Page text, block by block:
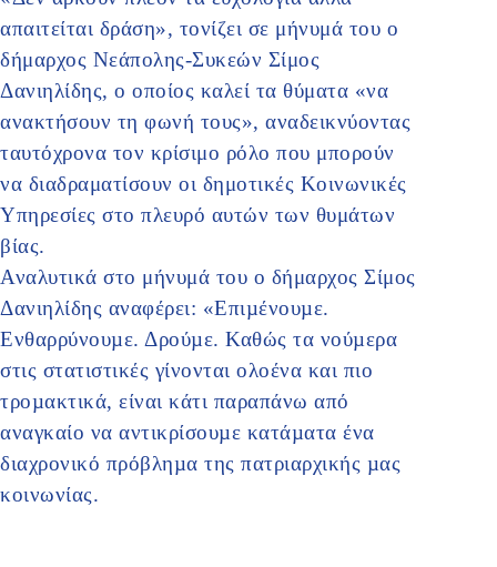
απαιτείται δράση», τονίζει σε μήνυμά του ο
δήμαρχος Νεάπολης-Συκεών Σίμος
Δανιηλίδης, ο οποίος καλεί τα θύματα «να
ανακτήσουν τη φωνή τους», αναδεικνύοντας
ταυτόχρονα τον κρίσιμο ρόλο που μπορούν
να διαδραματίσουν οι δημοτικές Κοινωνικές
Υπηρεσίες στο πλευρό αυτών των θυμάτων
βίας.
Αναλυτικά στο μήνυμά του ο δήμαρχος Σίμος
Δανιηλίδης αναφέρει: «Επιµένουµε.
Ενθαρρύνουµε. Δρούµε. Καθώς τα νούµερα
στις στατιστικές γίνονται ολοένα και πιο
τροµακτικά, είναι κάτι παραπάνω από
αναγκαίο να αντικρίσουµε κατάµατα ένα
διαχρονικό πρόβληµα της πατριαρχικής µας
κοινωνίας.